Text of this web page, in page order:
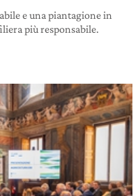
e una piantagione in
più responsabile.